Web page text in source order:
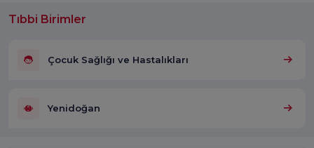
Tıbbi Birimler
Çocuk Sağlığı ve Hastalıkları
Yenidoğan